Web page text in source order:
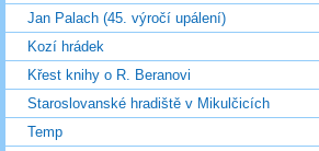
Jan Palach (45. výročí upálení)
Kozí hrádek
Křest knihy o R. Beranovi
Staroslovanské hradiště v Mikulčicích
Temp